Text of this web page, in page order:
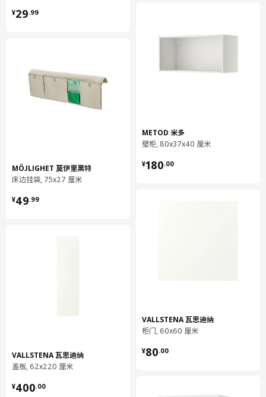
¥29.99
¥ 29.99
MÖJLIGHET 莫伊里黑特
床边挂袋, 75x27 厘米
¥49.99
¥ 49.99
VALLSTENA 瓦思迪纳
盖板, 62x220 厘米
¥400.00
¥ 400.00
METOD 米多
壁柜, 80x37x40 厘米
¥180.00
¥ 180.00
VALLSTENA 瓦思迪纳
柜门, 60x60 厘米
¥80.00
¥ 80.00